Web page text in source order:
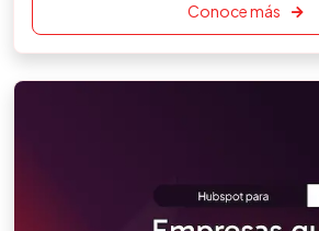
Conoce más